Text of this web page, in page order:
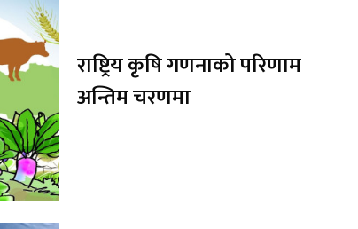
राष्ट्रिय कृषि गणनाको परिणाम
अन्तिम चरणमा